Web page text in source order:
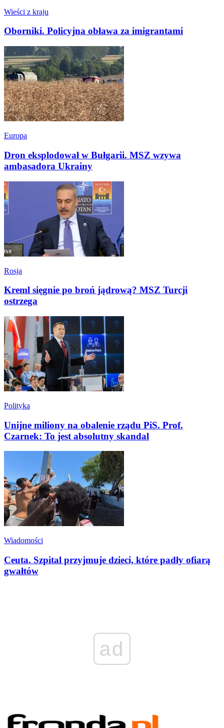
Wieści z kraju
Oborniki. Policyjna obława za imigrantami
Europa
Dron eksplodował w Bułgarii. MSZ wzywa
ambasadora Ukrainy
Rosja
Kreml sięgnie po broń jądrową? MSZ Turcji
ostrzega
Polityka
Unijne miliony na obalenie rządu PiS. Prof.
Czarnek: To jest absolutny skandal
Wiadomości
Ceuta. Szpital przyjmuje dzieci, które padły ofiarą
gwałtów
ad